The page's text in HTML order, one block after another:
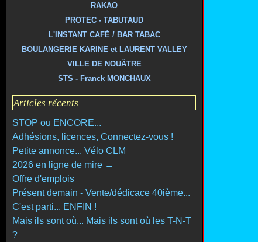
RAKAO
PROTEC - TABUTAUD
L'INSTANT CAFÉ / BAR TABAC
BOULANGERIE KARINE et LAURENT VALLEY
VILLE DE NOUÂTRE
STS - Franck MONCHAUX
Articles récents
STOP ou ENCORE...
Adhésions, licences, Connectez-vous !
Petite annonce... Vélo CLM
2026 en ligne de mire →
Offre d'emplois
Présent demain - Vente/dédicace 40ième...
C'est parti... ENFIN !
Mais ils sont où... Mais ils sont où les T-N-T
?